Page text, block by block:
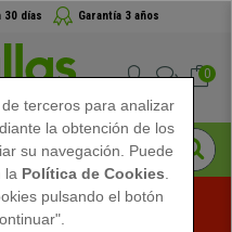
30 días Garantía 3 años
0
terceros para analizar
la obtención de los
su navegación. Puede
la Política de Cookies
pulsando el botón